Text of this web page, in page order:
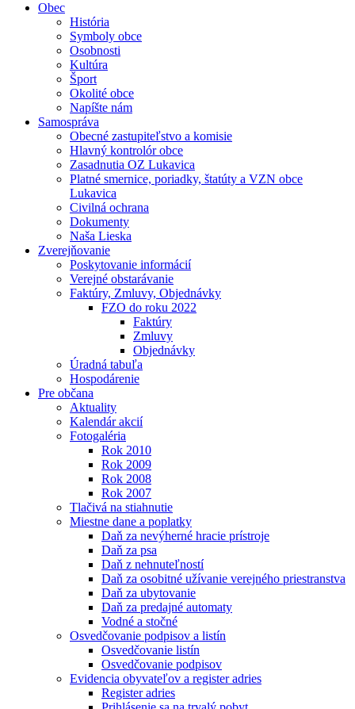
Obec
História
Symboly obce
Osobnosti
Kultúra
Šport
Okolité obce
Napíšte nám
Samospráva
Obecné zastupiteľstvo a komisie
Hlavný kontrolór obce
Zasadnutia OZ Lukavica
Platné smernice, poriadky, štatúty a VZN obce
Lukavica
Civilná ochrana
Dokumenty
Naša Lieska
Zverejňovanie
Poskytovanie informácií
Verejné obstarávanie
Faktúry, Zmluvy, Objednávky
FZO do roku 2022
Faktúry
Zmluvy
Objednávky
Úradná tabuľa
Hospodárenie
Pre občana
Aktuality
Kalendár akcií
Fotogaléria
Rok 2010
Rok 2009
Rok 2008
Rok 2007
Tlačivá na stiahnutie
Miestne dane a poplatky
Daň za nevýherné hracie prístroje
Daň za psa
Daň z nehnuteľností
Daň za osobitné užívanie verejného priestranstva
Daň za ubytovanie
Daň za predajné automaty
Vodné a stočné
Osvedčovanie podpisov a listín
Osvedčovanie listín
Osvedčovanie podpisov
Evidencia obyvateľov a register adries
Register adries